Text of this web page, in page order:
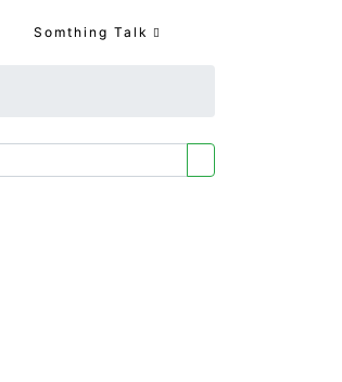
Somthing Talk